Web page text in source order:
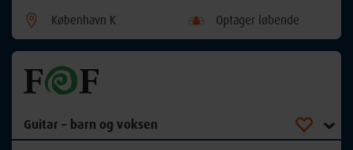
København K Optager løbende
Guitar – barn og voksen